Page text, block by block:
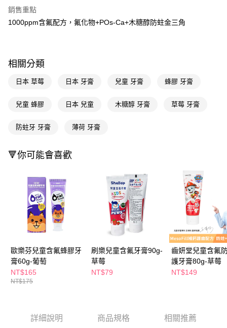
悠遊付
Google Pay
【關於「AFTEE先享後付」】
便利好安心！
２．便利：只要手機號碼，簡訊認證，即可結帳。
【「AFTEE先享後付」結帳流程】
２．訂單成立數日內，您將收到繳費通知簡訊。
ATM／網路銀行／等多元方式進行付款，方視為交易完成。
※ 請注意：結帳手續完成當下不需立刻繳費，但若您需要取消訂單，請聯絡
購買商品的店家。未經商家同意取消之訂單仍視為有效，需透過AFTEE先享
後付繳納相關費用。
※ 交易是否成功請以「AFTEE先享後付 」之結帳頁面顯示為準，若有關於
是否繳費成功／繳費後需取消欲退款等相關疑問，請聯繫「AFTEE先享後付
客戶支援中心」 https://netprotections.freshdesk.com/support/home
【注意事項】
１．透過由恩沛科技股份有限公司提供之「AFTEE先享後付」服務完成之交
易，需依本服務之必要範圍內提供個人資料，並將交易相關給付款項請求債
權轉讓予恩沛科技股份有限公司。
２．關於個人資料處理事宜，請瀏覽以下網址：
「AFTEE先享後付」，若未經同意申辦者引起之損失，本公司不負相關責
每筆NT$65，滿NT$390(含以上)免運費
每筆NT$65，滿NT$390(含以上)免運費
萊爾富取貨付款
每筆NT$65，滿NT$490(含以上)免運費
付款後萊爾富取貨
每筆NT$65，滿NT$490(含以上)免運費
每筆NT$65，滿NT$490(含以上)免運費
付款後7-11取貨
每筆NT$100，滿NT$790(含以上)免運費
銷售重點
1000ppm含氟配方，氟化物+POs-Ca+木糖醇防蛀金三角
相關分類
日本 草莓 日本 牙膏 兒童 牙膏 蜂膠 牙膏
兒童 蜂膠 日本 兒童 木糖醇 牙膏 草莓 牙膏
防蛀牙 牙膏 薄荷 牙膏
🔻你可能會喜歡
歐樂芬兒童含氟蜂膠牙
膏60g-葡萄
NT$165
NT$175
刷樂兒童含氟牙膏90g-
草莓
NT$79
齒妍堂兒童含氟
護牙膏80g-草莓
NT$149
詳細說明 商品規格 相關推薦